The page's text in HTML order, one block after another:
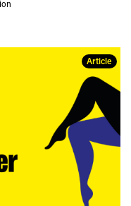
Article